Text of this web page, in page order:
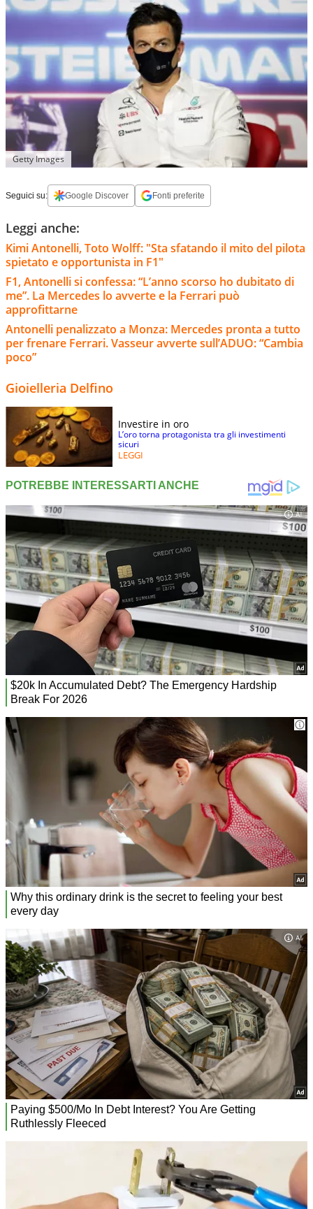
Getty Images
Seguici su: Google Discover Fonti preferite
Leggi anche:
Kimi Antonelli, Toto Wolff: "Sta sfatando il mito del pilota
spietato e opportunista in F1"
F1, Antonelli si confessa: “L’anno scorso ho dubitato di
me”. La Mercedes lo avverte e la Ferrari può
approfittarne
Antonelli penalizzato a Monza: Mercedes pronta a tutto
per frenare Ferrari. Vasseur avverte sull’ADUO: “Cambia
poco”
Gioielleria Delfino
Investire in oro
L’oro torna protagonista tra gli investimenti
sicuri
LEGGI